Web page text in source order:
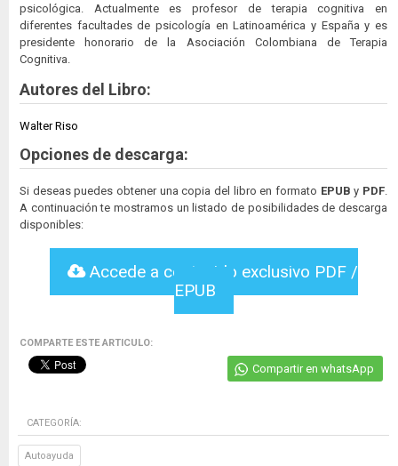
psicológica. Actualmente es profesor de terapia cognitiva en
diferentes facultades de psicología en Latinoamérica y España y es
presidente honorario de la Asociación Colombiana de Terapia
Cognitiva.
Autores del Libro:
Walter Riso
Opciones de descarga:
Si deseas puedes obtener una copia del libro en formato EPUB y PDF
A continuación te mostramos un listado de posibilidades de descarga
disponibles:
Accede a contenido exclusivo PDF /
EPUB
COMPARTE ESTE ARTICULO:
Compartir en whatsApp
CATEGORÍA:
Autoayuda